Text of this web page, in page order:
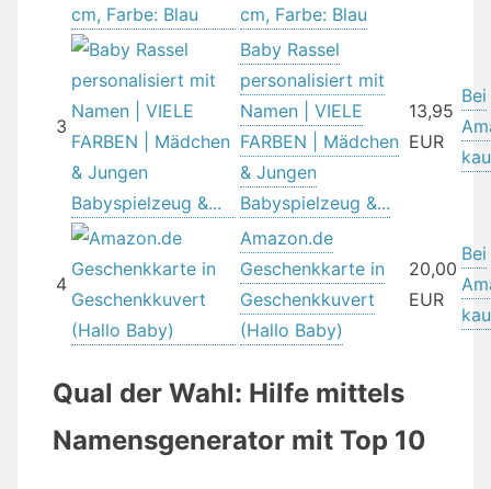
cm, Farbe: Blau
3
Baby Rassel
personalisiert mit
Namen | VIELE
FARBEN | Mädchen
& Jungen
Babyspielzeug &...
13,95
EUR
Bei
4
Amazon.de
Geschenkkarte in
Geschenkkuvert
(Hallo Baby)
20,00
EUR
Bei
Qual der Wahl: Hilfe mittels
Namensgenerator mit Top 10